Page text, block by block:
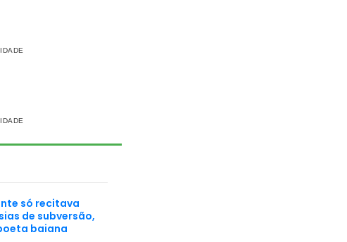
só recitava
de subversão,
baiana